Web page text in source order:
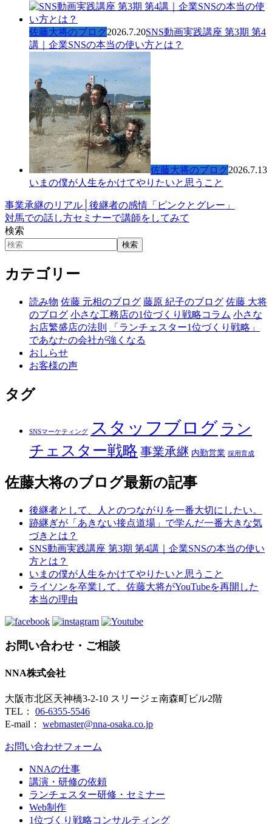
佐藤大将のブログ2026.7.20SNS動画実践講座 第3期 第4
講｜企業SNSの本当の使い方とは？
佐藤大将のブログ2026.7.13
いまの僕が人生をかけてやりたいと思うこと
事業承継のリアル│後継者の感情「ピンクとグレー」
対馬での話し方セミナーで講師をしてみて
検索
検索
カテゴリー
読み物 佐藤 元相のブログ 藤原 紀子のブログ 佐藤 大将
のブログ 小さな工務店の1位づくり戦略コラム 小さな
お店繁盛店の法則
「ランチェスター1位づくり戦略」
であなたの会社が強くなる
おしらせ
お客様の声
タグ
SNSマーケティング スタッフブログ ラン
チェスター戦略 事業承継 内勤営業 採用育成
佐藤大将のブログ最新の記事
後継者として、人とのつながりを一番大切にしたい。
跡継ぎが「あきない接点道場」で学んだ一番大きな気
づきとは？
SNS動画実践講座 第3期 第4講｜企業SNSの本当の使い
方とは？
いまの僕が人生をかけてやりたいと思うこと
ライソンを卒業して、佐藤大将がYouTubeを再開した
本当の理由
お問い合わせ・ご相談
NNA株式会社
大阪市北区天神橋3-2-10 スリージェ南森町ビル2階
TEL： 06-6355-5546
E-mail： webmaster@nna-osaka.co.jp
お問い合わせフォーム
NNAの仕事
講演・研修の依頼
ランチェスター研修・セミナー
Web制作
1位づくり戦略コンサルティング